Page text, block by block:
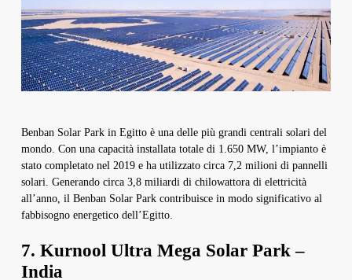
Benban Solar Park in Egitto è una delle più grandi centrali solari del
mondo. Con una capacità installata totale di 1.650 MW, l’impianto è
stato completato nel 2019 e ha utilizzato circa 7,2 milioni di pannelli
solari. Generando circa 3,8 miliardi di chilowattora di elettricità
all’anno, il Benban Solar Park contribuisce in modo significativo al
fabbisogno energetico dell’Egitto.
7. Kurnool Ultra Mega Solar Park –
India